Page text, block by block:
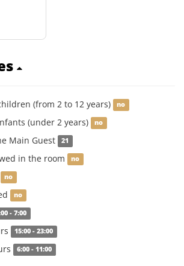
(from 2 to 12 years) no
(under 2 years) no
Main Guest 21
in the room no
no
no
- 7:00
15:00 - 23:00
6:00 - 11:00